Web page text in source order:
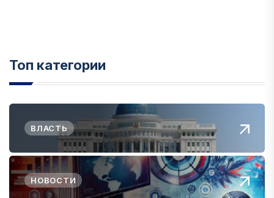
Топ категории
ВЛАСТЬ
НОВОСТИ